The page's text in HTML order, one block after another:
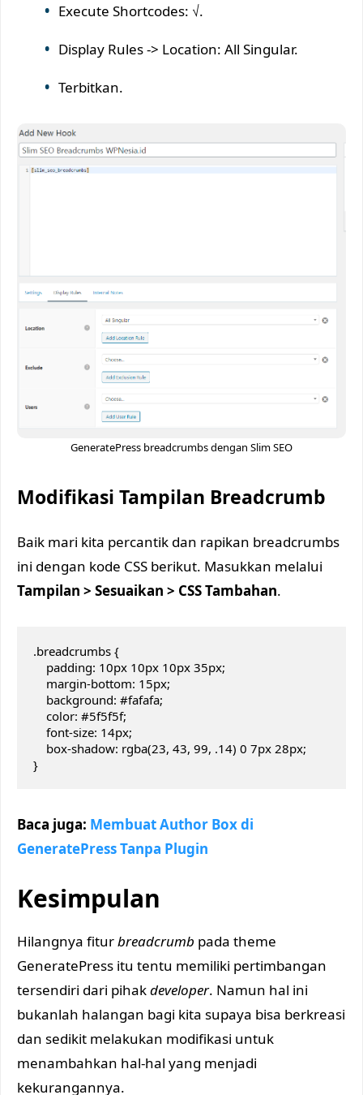
Execute Shortcodes: √.
Display Rules -> Location: All Singular.
Terbitkan.
GeneratePress breadcrumbs dengan Slim SEO
Modifikasi Tampilan Breadcrumb
Baik mari kita percantik dan rapikan breadcrumbs
ini dengan kode CSS berikut. Masukkan melalui
Tampilan > Sesuaikan > CSS Tambahan.
.breadcrumbs {
}
Baca juga: Membuat Author Box di
GeneratePress Tanpa Plugin
Kesimpulan
Hilangnya fiturbreadcrumb pada theme
GeneratePress itu tentu memiliki pertimbangan
tersendiri dari pihakdeveloper. Namun hal ini
bukanlah halangan bagi kita supaya bisa berkreasi
dan sedikit melakukan modifikasi untuk
menambahkan hal-hal yang menjadi
kekurangannya.